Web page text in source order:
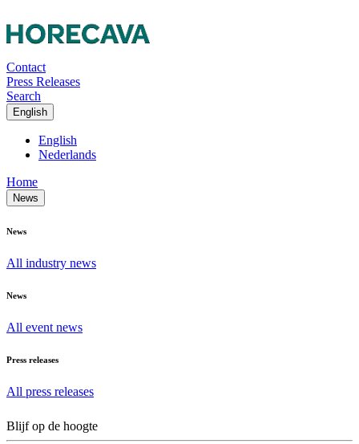
Contact
Press Releases
Search
English
English
Nederlands
Home
News
News
All industry news
News
All event news
Press releases
All press releases
Blijf op de hoogte